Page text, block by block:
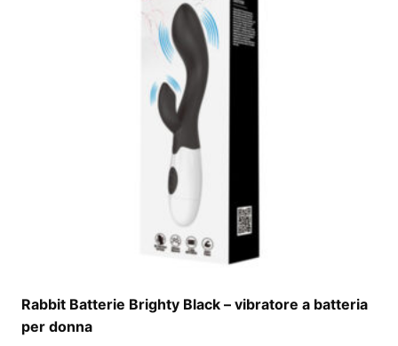
Rabbit Batterie Brighty Black – vibratore a batteria
per donna